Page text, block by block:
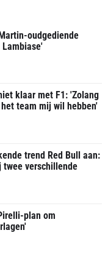
oudgediende
klaar met F1: 'Zolang
team mij wil hebben'
trend Red Bull aan:
verschillende
plan om